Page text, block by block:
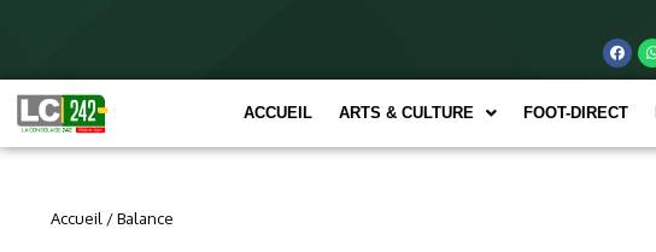
ACCUEIL ARTS & CULTURE FOOT-DIRECT
Accueil /Balance